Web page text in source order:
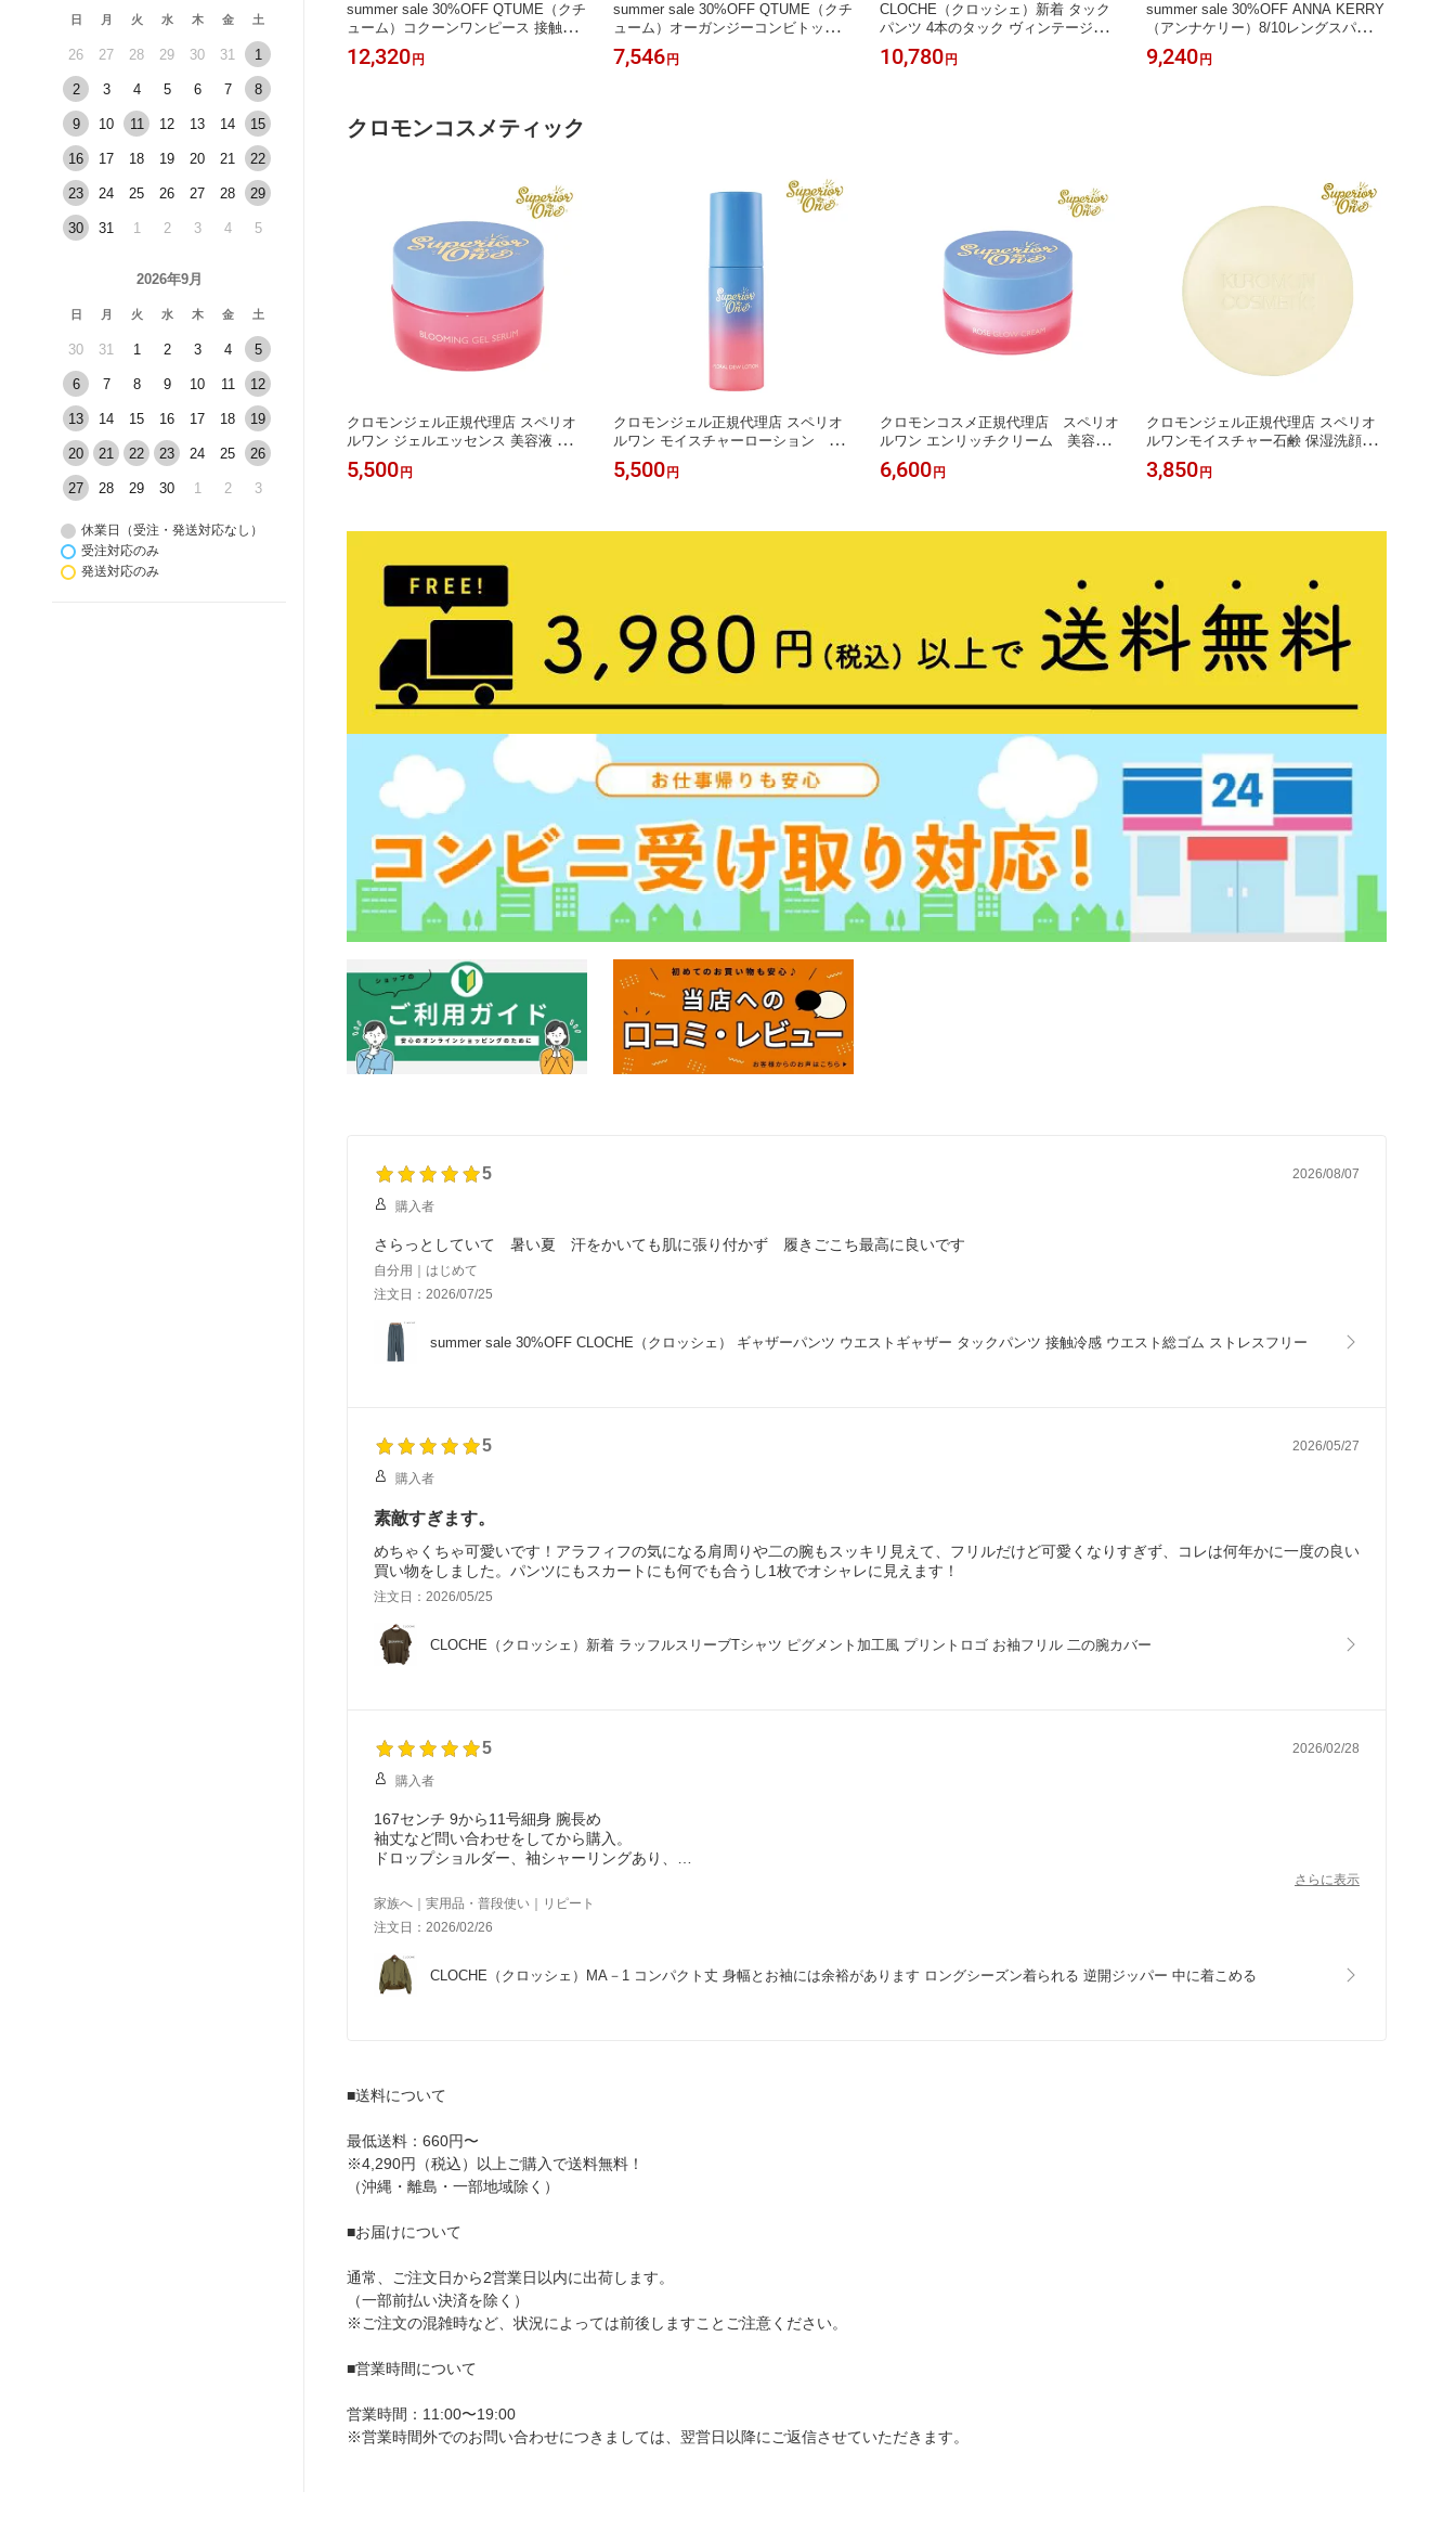
日 月 火 水 木 金 土
26 27 28 29 30 31 1
2 3 4 5 6 7 8
9 10 11 12 13 14 15
16 17 18 19 20 21 22
23 24 25 26 27 28 29
30 31 1 2 3 4 5
2026年9月
日 月 火 水 木 金 土
30 31 1 2 3 4 5
6 7 8 9 10 11 12
13 14 15 16 17 18 19
20 21 22 23 24 25 26
27 28 29 30 1 2 3
休業日（受注・発送対応なし）
受注対応のみ
発送対応のみ
summer sale 30%OFF QTUME（クチ
ューム）コクーンワンピース 接触冷
感 吸水速乾 お袖バイカラー サイドポ
ケット
12,320 円
summer sale 30%OFF QTUME（クチ
ューム）オーガンジーコンビトップス
ラウンドヘム 裾オーガンジー きれい
めTシャツ
7,546 円
CLOCHE（クロッシェ）新着 タック
パンツ 4本のタック ヴィンテージポ
リナイロン 軽やかな素材
10,780 円
summer sale 30%OFF ANNA KERRY
（アンナケリー）8/10レングスパンツ
くるぶし丈
9,240 円
クロモンコスメティック
クロモンジェル正規代理店 スペリオ
ルワン ジェルエッセンス 美容液 クロ
モンコスメティック スッポンコラー
ゲン化粧品 スペリオルワン スキンケ
5,500 円
クロモンジェル正規代理店 スペリオ
ルワン モイスチャーローション 化
粧水 クロモンコスメ スッポンコラ
ーゲン化粧品 スペリオルワン 近大
5,500 円
クロモンコスメ正規代理店 スペリオ
ルワン エンリッチクリーム 美容
液 化粧水 スッポンコラーゲン化粧
品 近大共同開発★セレクトショップ
6,600 円
クロモンジェル正規代理店 スペリオ
ルワンモイスチャー石鹸 保湿洗顔
スペリオルワン 洗顔石鹸(ネット付)
スッポンコラーゲン化粧品 近大共同
3,850 円
5 2026/08/07
購入者
さらっとしていて 暑い夏 汗をかいても肌に張り付かず 履きごこち最高に良いです
自分用｜はじめて
注文日：2026/07/25
summer sale 30%OFF CLOCHE（クロッシェ） ギャザーパンツ ウエストギャザー タックパンツ 接触冷感 ウエスト総ゴム ストレスフリー
5 2026/05/27
購入者
素敵すぎます。
めちゃくちゃ可愛いです！アラフィフの気になる肩周りや二の腕もスッキリ見えて、フリルだけど可愛くなりすぎず、コレは何年かに一度の良い
買い物をしました。パンツにもスカートにも何でも合うし1枚でオシャレに見えます！
注文日：2026/05/25
CLOCHE（クロッシェ）新着 ラッフルスリーブTシャツ ピグメント加工風 プリントロゴ お袖フリル 二の腕カバー
5 2026/02/28
購入者
167センチ 9から11号細身 腕長め
袖丈など問い合わせをしてから購入。
ドロップショルダー、袖シャーリングあり、
ダブルジップ、ジップ裏もしっかりあり、丁寧な作りです。素材も綿ポリエステルと扱いやすいので、
さらに表示
家族へ｜実用品・普段使い｜リピート
注文日：2026/02/26
CLOCHE（クロッシェ）MA－1 コンパクト丈 身幅とお袖には余裕があります ロングシーズン着られる 逆開ジッパー 中に着こめる
■送料について
最低送料：660円〜
※4,290円（税込）以上ご購入で送料無料！
（沖縄・離島・一部地域除く）
■お届けについて
通常、ご注文日から2営業日以内に出荷します。
（一部前払い決済を除く）
※ご注文の混雑時など、状況によっては前後しますことご注意ください。
■営業時間について
営業時間：11:00〜19:00
※営業時間外でのお問い合わせにつきましては、翌営日以降にご返信させていただきます。